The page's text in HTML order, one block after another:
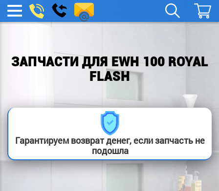
МЕНЮ
boylera@yandex.ru
Заказать
звонок
ЗАПЧАСТИ ДЛЯ EWH 100 ROYAL
FLASH
Гарантируем возврат денег, если запчасть не
подошла